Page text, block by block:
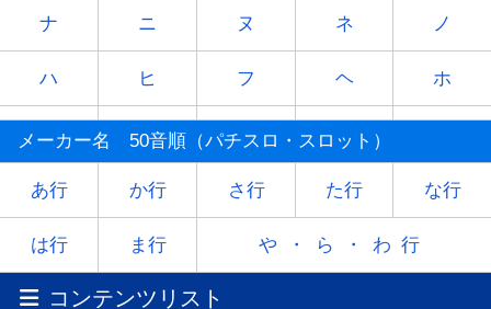
ナ ニ ヌ ネ ノ
ハ ヒ フ ヘ ホ
マ ミ ム メ
ヤ - ユ - ヨ
ラ リ レ
ワ -
メーカー名 50音順（パチスロ・スロット）
あ行 か行 さ行 た行 な行
は行 ま行 や・ら・わ行
コンテンツリスト